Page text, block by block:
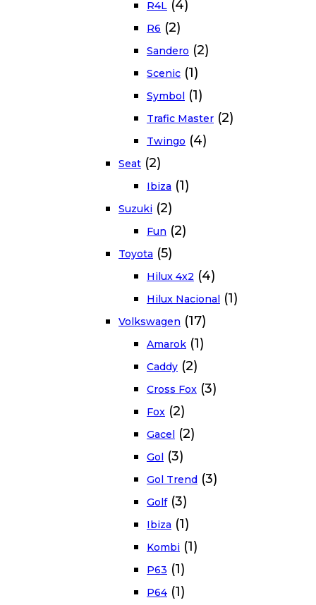
R4L (4)
R6 (2)
Sandero (2)
Scenic (1)
Symbol (1)
Trafic Master (2)
Twingo (4)
Seat (2)
Ibiza (1)
Suzuki (2)
Fun (2)
Toyota (5)
Hilux 4x2 (4)
Hilux Nacional (1)
Volkswagen (17)
Amarok (1)
Caddy (2)
Cross Fox (3)
Fox (2)
Gacel (2)
Gol (3)
Gol Trend (3)
Golf (3)
Ibiza (1)
Kombi (1)
P63 (1)
P64 (1)